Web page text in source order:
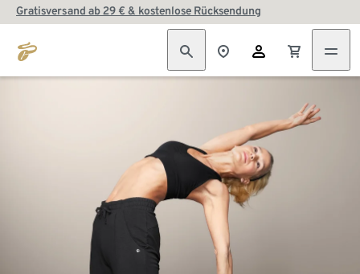
Gratisversand ab 29 € & kostenlose Rücksendung